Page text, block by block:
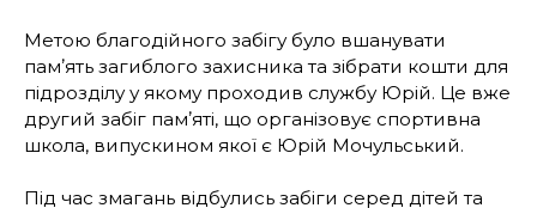
Метою благодійного забігу було вшанувати
памʼять загиблого захисника та зібрати кошти для
підрозділу у якому проходив службу Юрій. Це вже
другий забіг памʼяті, що організовує спортивна
школа, випускином якої є Юрій Мочульський.
Під час змагань відбулись забіги серед дітей та